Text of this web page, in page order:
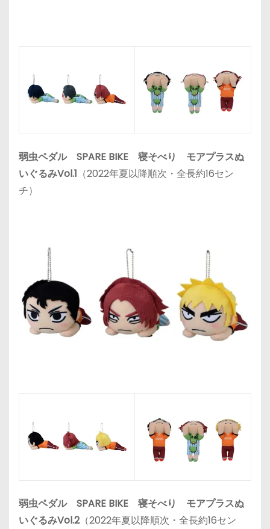
弱虫ペダル SPARE BIKE 寝そべり モアプラスぬ
いぐるみVol.1 （2022年夏以降順次・全長約16セン
チ）
弱虫ペダル SPARE BIKE 寝そべり モアプラスぬ
いぐるみVol.2（2022年夏以降順次・全長約16セン